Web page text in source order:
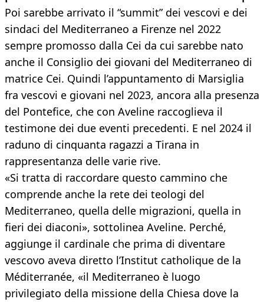
Poi sarebbe arrivato il “summit” dei vescovi e dei
sindaci del Mediterraneo a Firenze nel 2022
sempre promosso dalla Cei da cui sarebbe nato
anche il Consiglio dei giovani del Mediterraneo di
matrice Cei. Quindi l’appuntamento di Marsiglia
fra vescovi e giovani nel 2023, ancora alla presenza
del Pontefice, che con Aveline raccoglieva il
testimone dei due eventi precedenti. E nel 2024 il
raduno di cinquanta ragazzi a Tirana in
rappresentanza delle varie rive.
«Si tratta di raccordare questo cammino che
comprende anche la rete dei teologi del
Mediterraneo, quella delle migrazioni, quella in
fieri dei diaconi», sottolinea Aveline. Perché,
aggiunge il cardinale che prima di diventare
vescovo aveva diretto l’Institut catholique de la
Méditerranée, «il Mediterraneo è luogo
privilegiato della missione della Chiesa dove la